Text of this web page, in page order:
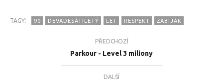
TAGY: 90 DEVADESÁTILETÝ LET RESPEKT ZABIJÁK
PŘEDCHOZÍ
Parkour - Level 3 miliony
DALŠÍ